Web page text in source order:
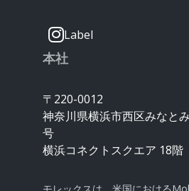
Label
本社
〒220-0012
神奈川県横浜市西区みなと
号
横浜コネクトスクエア 18階